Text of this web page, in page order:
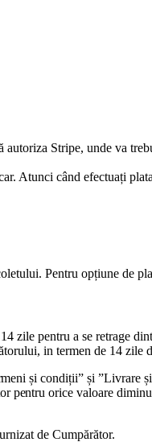
Stripe, unde va
Atunci când efectuați
Pentru opțiune de
pentru a se retrage
in termen de 14 zile
și condiții” și ”Livrare
pentru orice valoare
de Cumpărător.